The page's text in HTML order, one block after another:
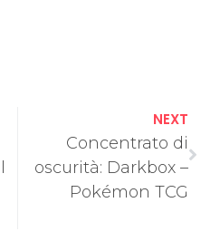
NEXT
Concentrato di
oscurità: Darkbox –
Pokémon TCG